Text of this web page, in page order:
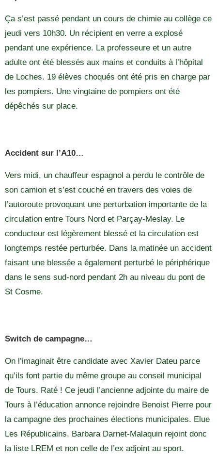
Ça s’est passé pendant un cours de chimie au collège ce
jeudi vers 10h30. Un récipient en verre a explosé
pendant une expérience. La professeure et un autre
adulte ont été blessés aux mains et conduits à l’hôpital
de Loches. 19 élèves choqués ont été pris en charge par
les pompiers. Une vingtaine de pompiers ont été
dépêchés sur place.
Accident sur l’A10…
Vers midi, un chauffeur espagnol a perdu le contrôle de
son camion et s’est couché en travers des voies de
l’autoroute provoquant une perturbation importante de la
circulation entre Tours Nord et Parçay-Meslay. Le
conducteur est légèrement blessé et la circulation est
longtemps restée perturbée. Dans la matinée un accident
faisant une blessée a également perturbé le périphérique
dans le sens sud-nord pendant 2h au niveau du pont de
St Cosme.
Switch de campagne…
On l’imaginait être candidate avec Xavier Dateu parce
qu’ils font partie du même groupe au conseil municipal
de Tours. Raté ! Ce jeudi l’ancienne adjointe du maire de
Tours à l’éducation annonce rejoindre Benoist Pierre pour
la campagne des prochaines élections municipales. Elue
Les Républicains, Barbara Darnet-Malaquin rejoint donc
la liste LREM et non celle de l’ex adjoint au sport.